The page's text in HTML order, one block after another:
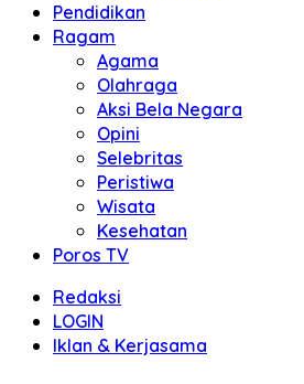
Pendidikan
Ragam
Agama
Olahraga
Aksi Bela Negara
Opini
Selebritas
Peristiwa
Wisata
Kesehatan
Poros TV
Redaksi
LOGIN
Iklan & Kerjasama